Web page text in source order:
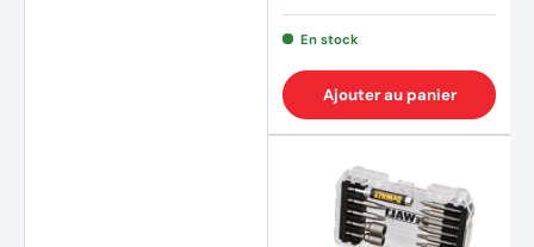
En stock
Ajouter au panier